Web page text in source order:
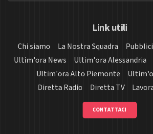
Link utili
Chi siamo La Nostra Squadra
Ultim'ora News
Ultim'ora Alessandria
Ultim'ora Alto Piemonte
Diretta Radio
Diretta TV
CONTATTACI